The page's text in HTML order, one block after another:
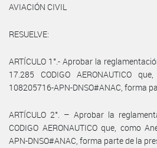
AVIACIÓN CIVIL
RESUELVE:
ARTÍCULO 1°.- Aprobar la
17.285 CODIGO AERONAUTICO
108205716-APN-DNSO#ANAC, forma
ARTÍCULO 2°. – Aprobar la
CODIGO AERONAUTICO que, como
APN-DNSO#ANAC, forma parte de la